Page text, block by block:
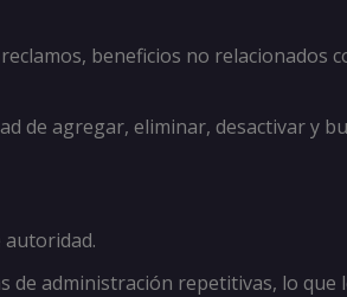
beneficios no relacionados
de agregar, eliminar, desactivar y
autoridad.
administración repetitivas, lo